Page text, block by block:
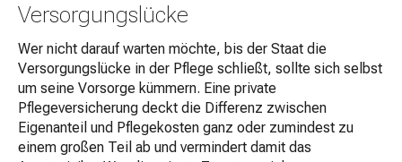
Versorgungslücke
Wer nicht darauf warten möchte, bis der Staat die
Versorgungslücke in der Pflege schließt, sollte sich selbst
um seine Vorsorge kümmern. Eine private
Pflegeversicherung deckt die Differenz zwischen
Eigenanteil und Pflegekosten ganz oder zumindest zu
einem großen Teil ab und vermindert damit das